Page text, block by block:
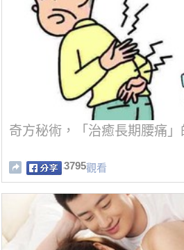
奇方秘術，「治癒長期腰痛」
3795觀看